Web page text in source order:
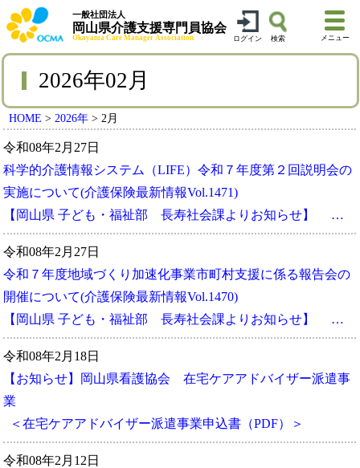
一般社団法人
岡山県介護支援専門員協会
Okayama Care Manager Association ログイン 検索 メニュー
2026年02月
HOME > 2026年 > 2月
令和08年2月27日
科学的介護情報システム（LIFE）令和７年度第２回説明会の
実施について(介護保険最新情報Vol.1471)
【岡山県 子ども・福祉部 長寿社会課よりお知らせ】 …
令和08年2月27日
令和７年度地域づくり加速化事業市町村支援に係る報告会の
開催について(介護保険最新情報Vol.1470)
【岡山県 子ども・福祉部 長寿社会課よりお知らせ】 …
令和08年2月18日
【お知らせ】岡山県看護協会 在宅ケアアドバイザー派遣事
業
＜在宅ケアアドバイザー派遣事業申込書（PDF）＞
令和08年2月12日